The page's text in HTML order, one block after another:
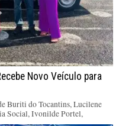
Novo Veículo para
Buriti do Tocantins, Lucilene
Social, Ivonilde Portel,